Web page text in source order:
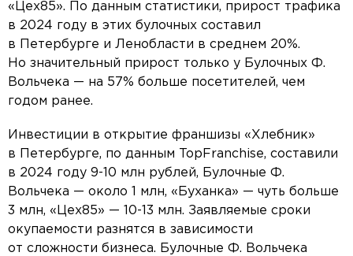
«Цех85». По данным статистики, прирост трафика
в 2024 году в этих булочных составил
в Петербурге и Ленобласти в среднем 20%.
Но значительный прирост только у Булочных Ф.
Вольчека — на 57% больше посетителей, чем
годом ранее.
Инвестиции в открытие франшизы «Хлебник»
в Петербурге, по данным TopFranchise, составили
в 2024 году 9-10 млн рублей, Булочные Ф.
Вольчека — около 1 млн, «Буханка» — чуть больше
3 млн, «Цех85» — 10-13 млн. Заявляемые сроки
окупаемости разнятся в зависимости
от сложности бизнеса. Булочные Ф. Вольчека